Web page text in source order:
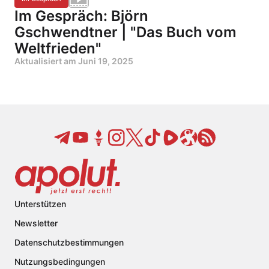
Im Gespräch: Björn
Gschwendtner | "Das Buch vom
Weltfrieden"
Aktualisiert am Juni 19, 2025
Unterstützen
Newsletter
Datenschutzbestimmungen
Nutzungsbedingungen